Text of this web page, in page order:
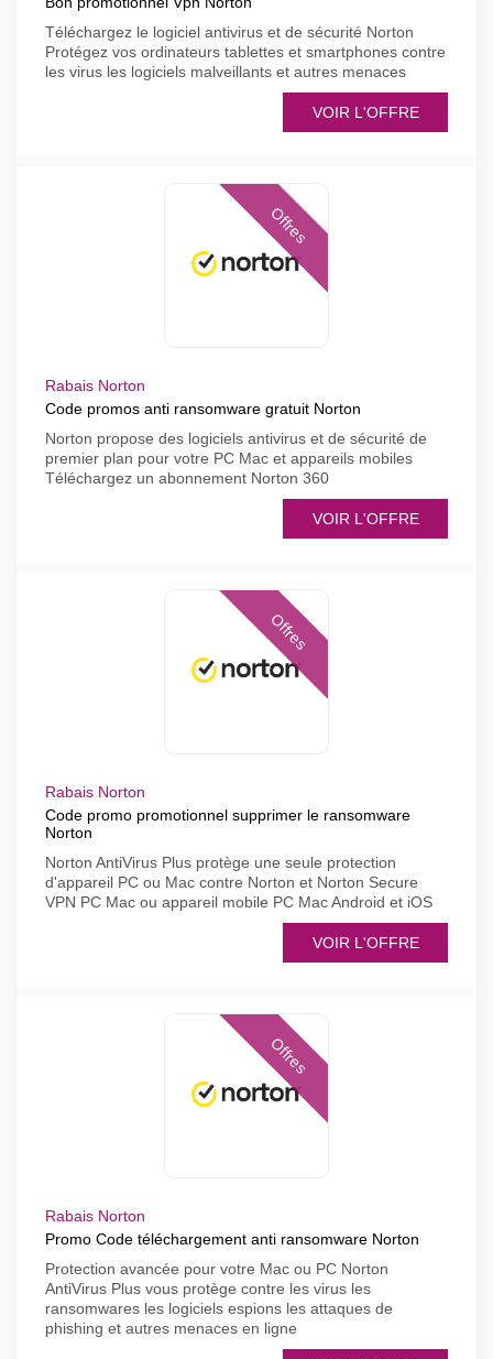
Téléchargez le logiciel antivirus et de sécurité Norton
Protégez vos ordinateurs tablettes et smartphones contre
les virus les logiciels malveillants et autres menaces
VOIR L'OFFRE
Offres
Rabais Norton
Code promos anti ransomware gratuit Norton
Norton propose des logiciels antivirus et de sécurité de
premier plan pour votre PC Mac et appareils mobiles
Téléchargez un abonnement Norton 360
VOIR L'OFFRE
Offres
Rabais Norton
Code promo promotionnel supprimer le ransomware
Norton
Norton AntiVirus Plus protège une seule protection
d'appareil PC ou Mac contre Norton et Norton Secure
VPN PC Mac ou appareil mobile PC Mac Android et iOS
VOIR L'OFFRE
Offres
Rabais Norton
Promo Code téléchargement anti ransomware Norton
Protection avancée pour votre Mac ou PC Norton
AntiVirus Plus vous protège contre les virus les
ransomwares les logiciels espions les attaques de
phishing et autres menaces en ligne